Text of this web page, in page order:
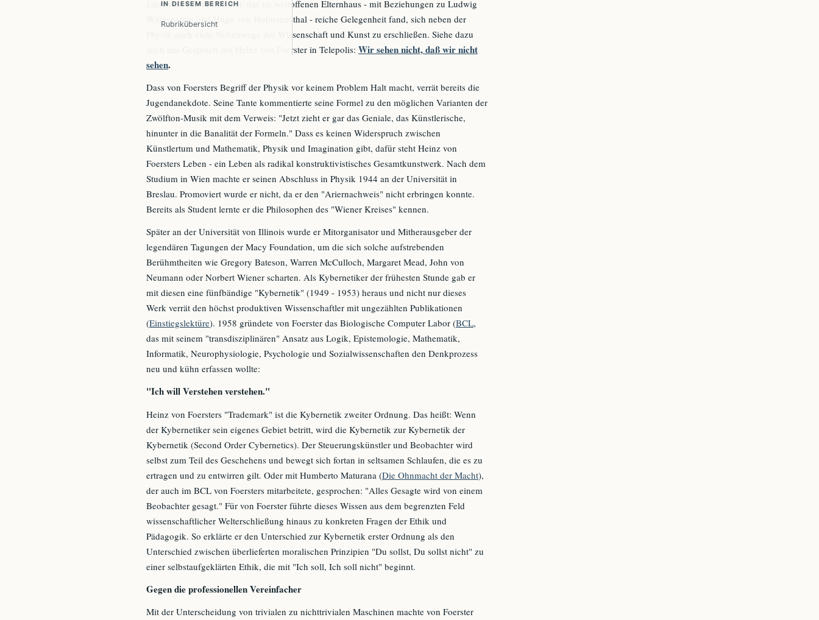
IN DIESEM BEREICH
Rubrikübersicht
Jahre um. Ein Multitalent, das im weltoffenen Elternhaus - mit Beziehungen zu Ludwig
Wittgenstein und Hugo von Hofmannsthal - reiche Gelegenheit fand, sich neben der
Physik auch viele Nebenwege der Wissenschaft und Kunst zu erschließen. Siehe dazu
auch das Gespräch mit Heinz von Foerster in Telepolis: Wir sehen nicht, daß wir nicht
sehen.
Dass von Foersters Begriff der Physik vor keinem Problem Halt macht, verrät bereits die
Jugendanekdote. Seine Tante kommentierte seine Formel zu den möglichen Varianten der
Zwölfton-Musik mit dem Verweis: "Jetzt zieht er gar das Geniale, das Künstlerische,
hinunter in die Banalität der Formeln." Dass es keinen Widerspruch zwischen
Künstlertum und Mathematik, Physik und Imagination gibt, dafür steht Heinz von
Foersters Leben - ein Leben als radikal konstruktivistisches Gesamtkunstwerk. Nach dem
Studium in Wien machte er seinen Abschluss in Physik 1944 an der Universität in
Breslau. Promoviert wurde er nicht, da er den "Ariernachweis" nicht erbringen konnte.
Bereits als Student lernte er die Philosophen des "Wiener Kreises" kennen.
Später an der Universität von Illinois wurde er Mitorganisator und Mitherausgeber der
legendären Tagungen der Macy Foundation, um die sich solche aufstrebenden
Berühmtheiten wie Gregory Bateson, Warren McCulloch, Margaret Mead, John von
Neumann oder Norbert Wiener scharten. Als Kybernetiker der frühesten Stunde gab er
mit diesen eine fünfbändige "Kybernetik" (1949 - 1953) heraus und nicht nur dieses
Werk verrät den höchst produktiven Wissenschaftler mit ungezählten Publikationen
(Einstiegslektüre). 1958 gründete von Foerster das Biologische Computer Labor (BCL,
das mit seinem "transdisziplinären" Ansatz aus Logik, Epistemologie, Mathematik,
Informatik, Neurophysiologie, Psychologie und Sozialwissenschaften den Denkprozess
neu und kühn erfassen wollte:
"Ich will Verstehen verstehen."
Heinz von Foersters "Trademark" ist die Kybernetik zweiter Ordnung. Das heißt: Wenn
der Kybernetiker sein eigenes Gebiet betritt, wird die Kybernetik zur Kybernetik der
Kybernetik (Second Order Cybernetics). Der Steuerungskünstler und Beobachter wird
selbst zum Teil des Geschehens und bewegt sich fortan in seltsamen Schlaufen, die es zu
ertragen und zu entwirren gilt. Oder mit Humberto Maturana (Die Ohnmacht der Macht),
der auch im BCL von Foersters mitarbeitete, gesprochen: "Alles Gesagte wird von einem
Beobachter gesagt." Für von Foerster führte dieses Wissen aus dem begrenzten Feld
wissenschaftlicher Welterschließung hinaus zu konkreten Fragen der Ethik und
Pädagogik. So erklärte er den Unterschied zur Kybernetik erster Ordnung als den
Unterschied zwischen überlieferten moralischen Prinzipien "Du sollst, Du sollst nicht" zu
einer selbstaufgeklärten Ethik, die mit "Ich soll, Ich soll nicht" beginnt.
Gegen die professionellen Vereinfacher
Mit der Unterscheidung von trivialen zu nichttrivialen Maschinen machte von Foerster